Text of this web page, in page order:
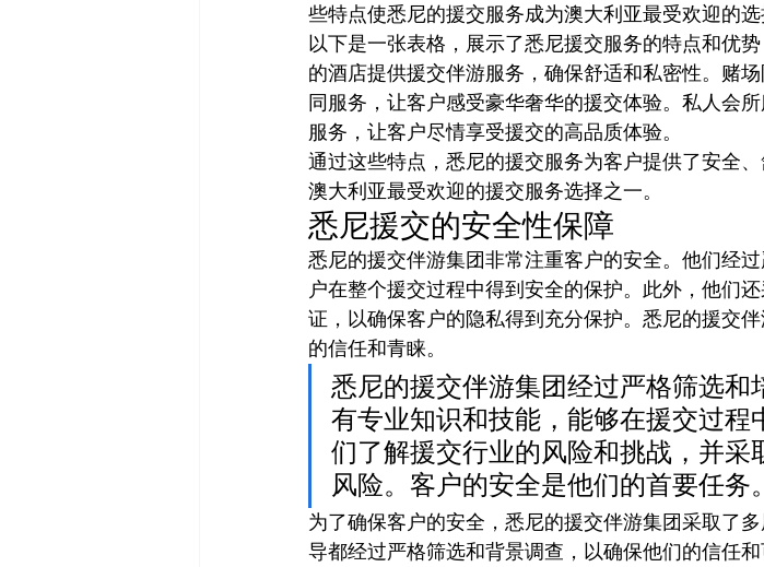
些特点使悉尼的援交服务成为澳大利亚最受欢迎的选
以下是一张表格，展示了悉尼援交服务的特点和优
的酒店提供援交伴游服务，确保舒适和私密性。赌
同服务，让客户感受豪华奢华的援交体验。私人会
服务，让客户尽情享受援交的高品质体验。
通过这些特点，悉尼的援交服务为客户提供了安全
澳大利亚最受欢迎的援交服务选择之一。
悉尼援交的安全性保障
悉尼的援交伴游集团非常注重客户的安全。他们经
户在整个援交过程中得到安全的保护。此外，他们
证，以确保客户的隐私得到充分保护。悉尼的援交
的信任和青睐。
悉尼的援交伴游集团经过严格筛选
有专业知识和技能，能够在援交过
们了解援交行业的风险和挑战，并
风险。客户的安全是他们的首要任务。
为了确保客户的安全，悉尼的援交伴游集团采取了
导都经过严格筛选和背景调查，以确保他们的信任